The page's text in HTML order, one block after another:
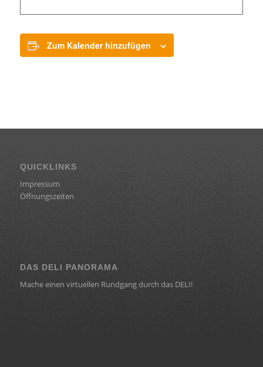
Zum Kalender hinzufügen
QUICKLINKS
Impressum
Öffnungszeiten
DAS DELI PANORAMA
Mache einen virtuellen Rundgang durch das DELI!